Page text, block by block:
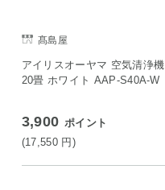
髙島屋
アイリスオーヤマ 空気清浄機
20畳 ホワイト AAP-S40A-W
3,900 ポイント
(17,550 円 )